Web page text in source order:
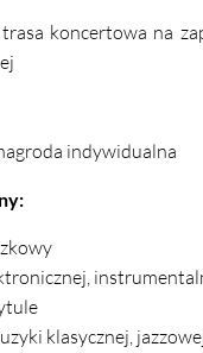
koncertowa na
indywidualna
klasycznej,